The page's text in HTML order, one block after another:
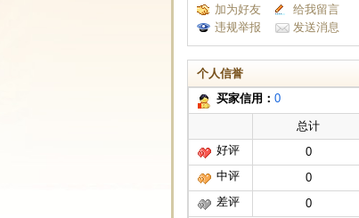
加为好友
给我留言
违规举报
发送消息
个人信誉
买家信用： 0
总计
好评
0
中评
0
差评
0